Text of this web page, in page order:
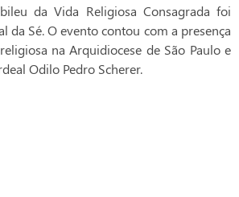
da Vida Religiosa Consagrada foi
da Sé. O evento contou com a presença
na Arquidiocese de São Paulo e
Odilo Pedro Scherer.